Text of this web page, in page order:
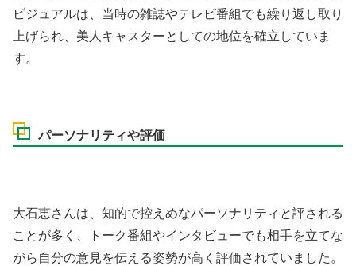
ビジュアルは、当時の雑誌やテレビ番組でも繰り返し取り
上げられ、美人キャスターとしての地位を確立していま
す。
パーソナリティや評価
大石恵さんは、知的で控えめなパーソナリティと評される
ことが多く、トーク番組やインタビューでも相手を立てな
がら自分の意見を伝える姿勢が高く評価されていました。